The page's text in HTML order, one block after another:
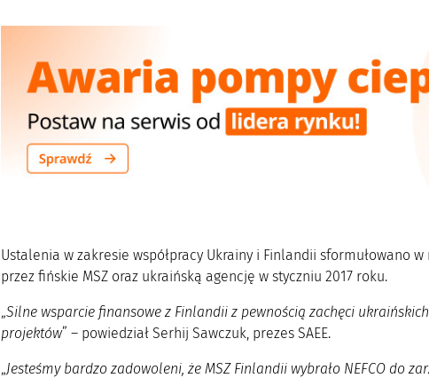
Ustalenia w zakresie współpracy Ukrainy i Finlandii sformułowano
przez fińskie MSZ oraz ukraińską agencję w styczniu 2017 roku.
„Silne wsparcie finansowe z Finlandii z pewnością zachęci
projektów” – powiedział Serhij Sawczuk, prezes SAEE.
„Jesteśmy bardzo zadowoleni, że MSZ Finlandii wybrało NEFCO do